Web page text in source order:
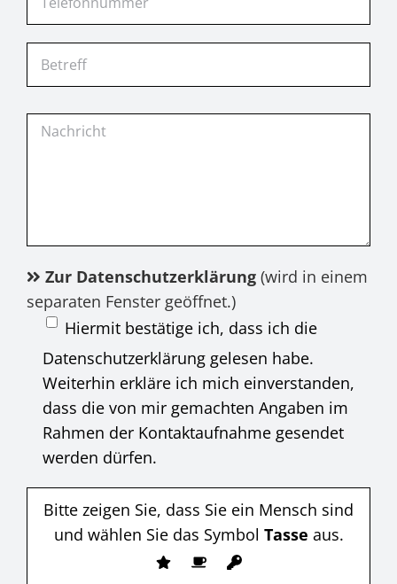
Zur Datenschutzerklärung(wird in einem
separaten Fenster geöffnet.)
Hiermit bestätige ich, dass ich die
Datenschutzerklärung gelesen habe.
Weiterhin erkläre ich mich einverstanden,
dass die von mir gemachten Angaben im
Rahmen der Kontaktaufnahme gesendet
werden dürfen.
Bitte zeigen Sie, dass Sie ein Mensch sind
und wählen Sie das Symbol Tasse aus.